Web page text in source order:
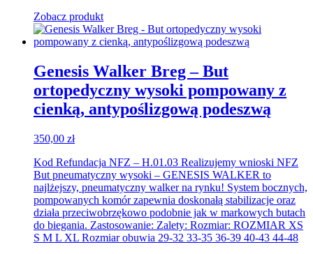
Zobacz produkt
Genesis Walker Breg – But
ortopedyczny wysoki pompowany z
cienką, antypoślizgową podeszwą
350,00 zł
Kod Refundacja NFZ – H.01.03 Realizujemy wnioski NFZ
But pneumatyczny wysoki – GENESIS WALKER to
najlżejszy, pneumatyczny walker na rynku! System bocznych,
pompowanych komór zapewnia doskonałą stabilizacje oraz
działa przeciwobrzękowo podobnie jak w markowych butach
do biegania. Zastosowanie: Zalety: Rozmiar: ROZMIAR XS
S M L XL Rozmiar obuwia 29-32 33-35 36-39 40-43 44-48